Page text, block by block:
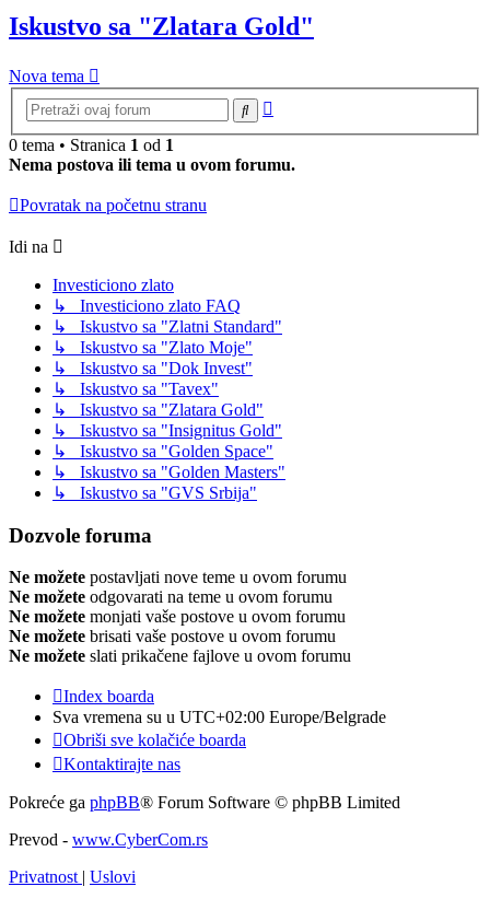
Iskustvo sa "Zlatara Gold"
Nova tema
Pretraga
0 tema • Stranica 1 od 1
Nema postova ili tema u ovom forumu.
Povratak na početnu stranu
Idi na
Investiciono zlato
↳ Investiciono zlato FAQ
↳ Iskustvo sa "Zlatni Standard"
↳ Iskustvo sa "Zlato Moje"
↳ Iskustvo sa "Dok Invest"
↳ Iskustvo sa "Tavex"
↳ Iskustvo sa "Zlatara Gold"
↳ Iskustvo sa "Insignitus Gold"
↳ Iskustvo sa "Golden Space"
↳ Iskustvo sa "Golden Masters"
↳ Iskustvo sa "GVS Srbija"
Dozvole foruma
Ne možete postavljati nove teme u ovom forumu
Ne možete odgovarati na teme u ovom forumu
Ne možete monjati vaše postove u ovom forumu
Ne možete brisati vaše postove u ovom forumu
Ne možete slati prikačene fajlove u ovom forumu
Index boarda
Sva vremena su u UTC+02:00 Europe/Belgrade
Obriši sve kolačiće boarda
Kontaktirajte nas
Pokreće ga phpBB® Forum Software © phpBB Limited
Prevod - www.CyberCom.rs
Privatnost | Uslovi